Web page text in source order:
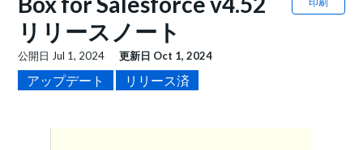
リリースノート
公開日 Jul 1, 2024 更新日 Oct 1, 2024
アップデート リリース済